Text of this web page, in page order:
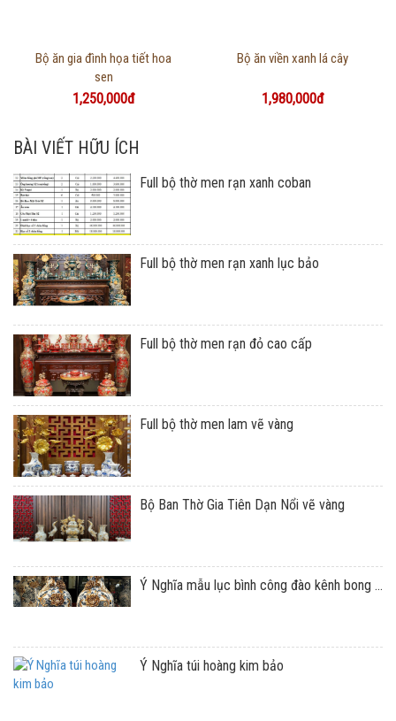
Thông tin chi tiết
Bộ ăn gia đình họa tiết hoa
sen
1,250,000đ
Thông tin chi tiết
Bộ ăn viền xanh lá cây
1,980,000đ
BÀI VIẾT HỮU ÍCH
Full bộ thờ men rạn xanh coban
Full bộ thờ men rạn xanh lục bảo
Full bộ thờ men rạn đỏ cao cấp
Full bộ thờ men lam vẽ vàng
Bộ Ban Thờ Gia Tiên Dạn Nổi vẽ vàng
Ý Nghĩa mẫu lục bình công đào kênh bong ...
Ý Nghĩa túi hoàng kim bảo